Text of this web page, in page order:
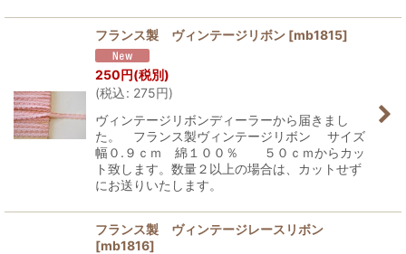
フランス製 ヴィンテージリボン [mb1815]
250円(税別)
(税込: 275円)
ヴィンテージリボンディーラーから届きまし
た。 フランス製ヴィンテージリボン サイズ
幅０.９ｃｍ 綿１００％ ５０ｃｍからカッ
ト致します。数量２以上の場合は、カットせず
にお送りいたします。
フランス製 ヴィンテージレースリボン
[mb1816]